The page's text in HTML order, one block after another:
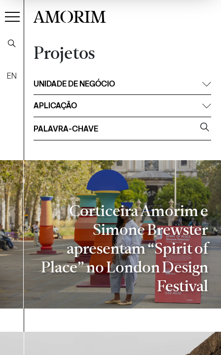
EN
AMORIM
Projetos
Filtrar
UNIDADE DE NEGÓCIO
APLICAÇÃO
Corticeira Amorim e
Simone Brewster
apresentam “Spirit of
Place” no London Design
Festival